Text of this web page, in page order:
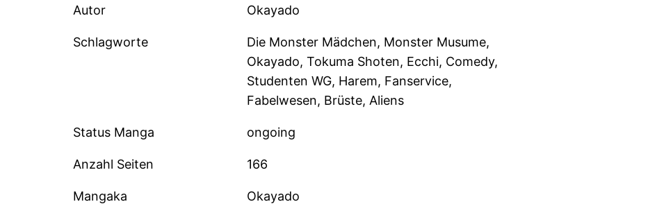
Autor Okayado
Schlagworte
Die Monster Mädchen, Monster Musume,
Okayado, Tokuma Shoten, Ecchi, Comedy,
Studenten WG, Harem, Fanservice,
Fabelwesen, Brüste, Aliens
Status Manga ongoing
Anzahl Seiten 166
Mangaka Okayado